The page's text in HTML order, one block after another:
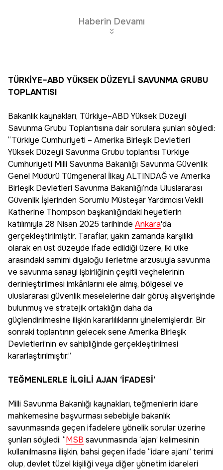
Haberin Devamı
TÜRKİYE–ABD YÜKSEK DÜZEYLİ SAVUNMA GRUBU
TOPLANTISI
Bakanlık kaynakları, Türkiye–ABD Yüksek Düzeyli
Savunma Grubu Toplantısına dair sorulara şunları söyledi:
“Türkiye Cumhuriyeti – Amerika Birleşik Devletleri
Yüksek Düzeyli Savunma Grubu toplantısı Türkiye
Cumhuriyeti Milli Savunma Bakanlığı Savunma Güvenlik
Genel Müdürü Tümgeneral İlkay ALTINDAĞ ve Amerika
Birleşik Devletleri Savunma Bakanlığı’nda Uluslararası
Güvenlik İşlerinden Sorumlu Müsteşar Yardımcısı Vekili
Katherine Thompson başkanlığındaki heyetlerin
katılımıyla 28 Nisan 2025 tarihinde Ankara'da
gerçekleştirilmiştir. Taraflar, yakın zamanda karşılıklı
olarak en üst düzeyde ifade edildiği üzere, iki ülke
arasındaki samimi diyaloğu ilerletme arzusuyla savunma
ve savunma sanayi işbirliğinin çeşitli veçhelerinin
derinleştirilmesi imkânlarını ele almış, bölgesel ve
uluslararası güvenlik meselelerine dair görüş alışverişinde
bulunmuş ve stratejik ortaklığın daha da
güçlendirilmesine ilişkin kararlılıklarını yinelemişlerdir. Bir
sonraki toplantının gelecek sene Amerika Birleşik
Devletleri’nin ev sahipliğinde gerçekleştirilmesi
kararlaştırılmıştır.”
TEĞMENLERLE İLGİLİ AJAN ‘İFADESİ’
Milli Savunma Bakanlığı kaynakları, teğmenlerin idare
mahkemesine başvurması sebebiyle bakanlık
savunmasında geçen ifadelere yönelik sorular üzerine
şunları söyledi: “MSB savunmasında ‘ajan’ kelimesinin
kullanılmasına ilişkin, bahsi geçen ifade “idare ajanı” terimi
olup, devlet tüzel kişiliği veya diğer yönetim idareleri